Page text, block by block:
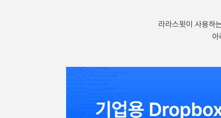
라라스윗이 사용하
아